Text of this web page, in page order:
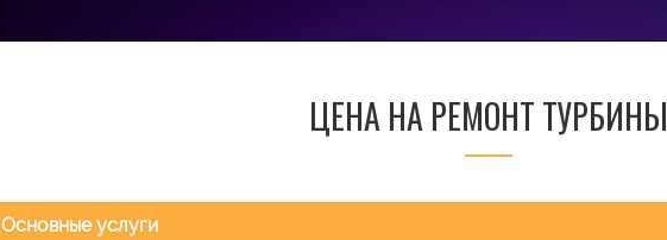
ЦЕНА НА РЕМОНТ ТУРБИНЫ
Основные услуги